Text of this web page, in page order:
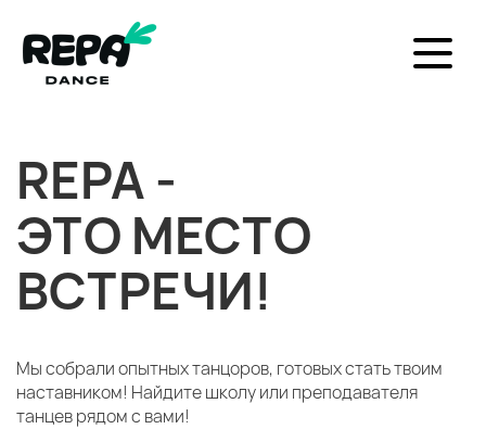
REPA -
ЭТО МЕСТО
ВСТРЕЧИ!
Мы собрали опытных танцоров, готовых стать твоим
наставником! Найдите школу или преподавателя
танцев рядом с вами!